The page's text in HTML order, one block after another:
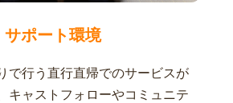
サポート環境
で行う直行直帰でのサービスが
キャストフォローやコミュニテ